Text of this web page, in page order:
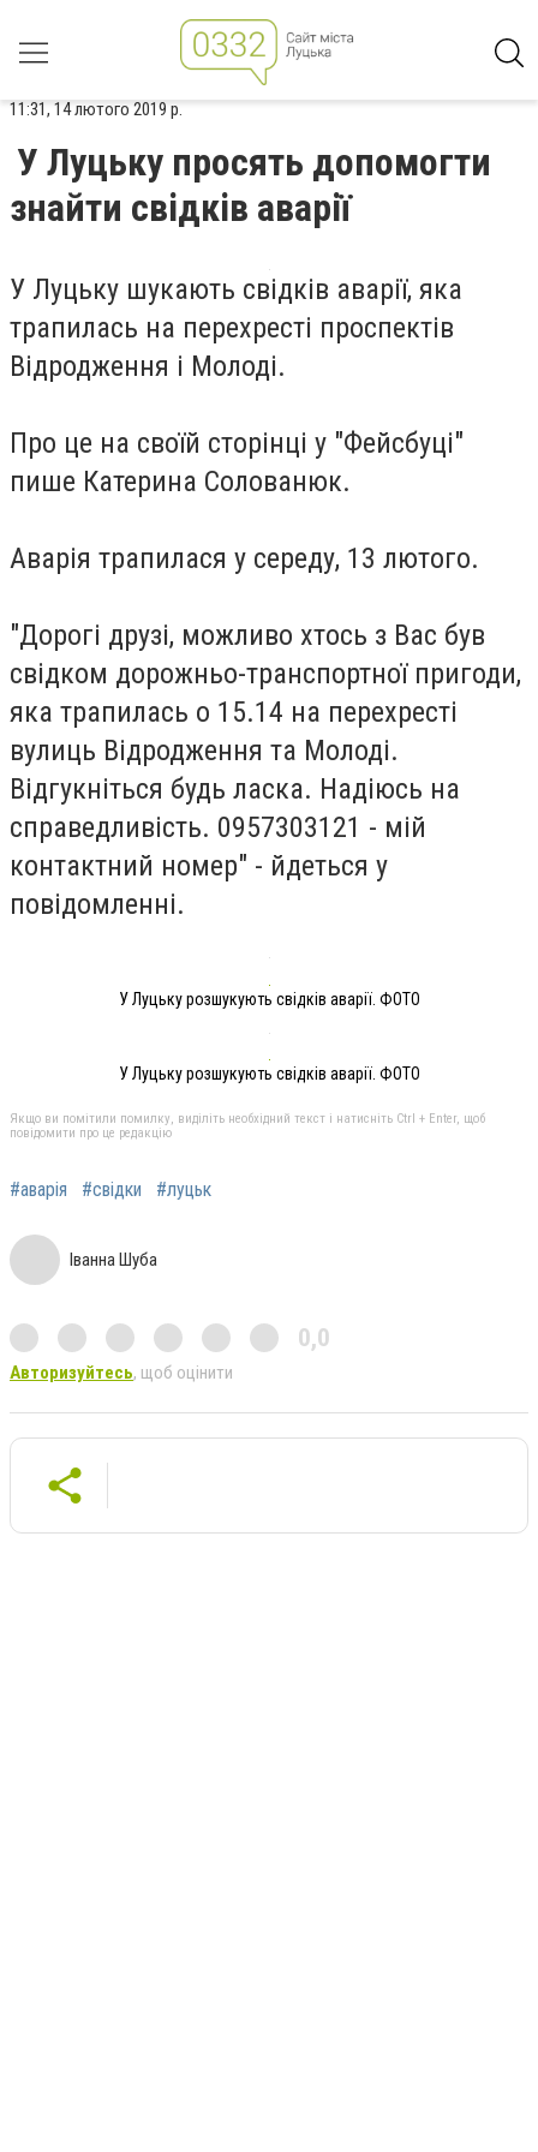
11:31, 14 лютого 2019 р.
У Луцьку просять допомогти
знайти свідків аварії
У Луцьку шукають свідків аварії, яка
трапилась на перехресті проспектів
Відродження і Молоді.
Про це на своїй сторінці у "Фейсбуці"
пише Катерина Солованюк.
Аварія трапилася у середу, 13 лютого.
"Дорогі друзі, можливо хтось з Вас був
свідком дорожньо-транспортної пригоди,
яка трапилась о 15.14 на перехресті
вулиць Відродження та Молоді.
Відгукніться будь ласка. Надіюсь на
справедливість. 0957303121 - мій
контактний номер" - йдеться у
повідомленні.
У Луцьку розшукують свідків аварії. ФОТО
У Луцьку розшукують свідків аварії. ФОТО
Якщо ви помітили помилку, виділіть необхідний текст і натисніть Ctrl + Enter, щоб
повідомити про це редакцію
#аварія #свідки #луцьк
Іванна Шуба
0,0
Авторизуйтесь, щоб оцінити